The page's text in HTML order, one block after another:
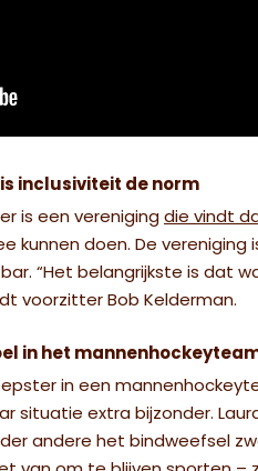
inclusiviteit de norm
is een vereniging die vindt
kunnen doen. De vereniging
“Het belangrijkste is dat
voorzitter Bob Kelderman.
in het
in een
situatie extra bijzonder.
andere het bindweefsel